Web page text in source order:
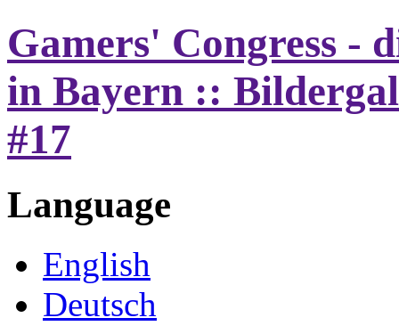
Gamers' Congress -
in Bayern ::
#17
Language
English
Deutsch